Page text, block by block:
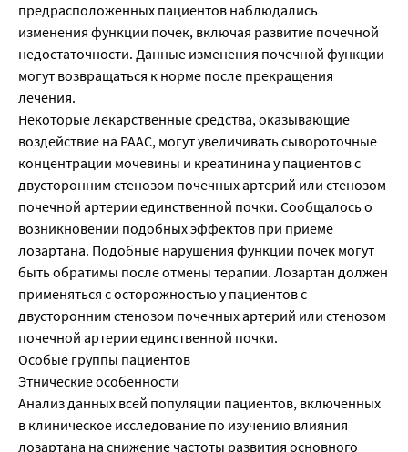
предрасположенных пациентов наблюдались
изменения функции почек, включая развитие почечной
недостаточности. Данные изменения почечной функции
могут возвращаться к норме после прекращения
лечения.
Некоторые лекарственные средства, оказывающие
воздействие на РААС, могут увеличивать сывороточные
концентрации мочевины и креатинина у пациентов с
двусторонним стенозом почечных артерий или стенозом
почечной артерии единственной почки. Сообщалось о
возникновении подобных эффектов при приеме
лозартана. Подобные нарушения функции почек могут
быть обратимы после отмены терапии. Лозартан должен
применяться с осторожностью у пациентов с
двусторонним стенозом почечных артерий или стенозом
почечной артерии единственной почки.
Особые группы пациентов
Этнические особенности
Анализ данных всей популяции пациентов, включенных
в клиническое исследование по изучению влияния
лозартана на снижение частоты развития основного